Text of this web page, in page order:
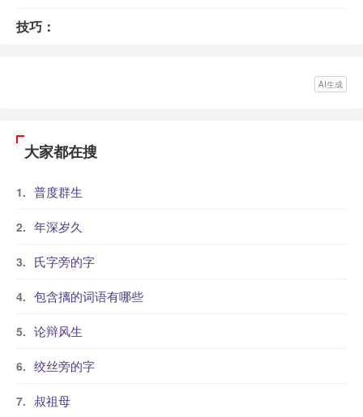
技巧：
AI生成
大家都在搜
普度群生
年深岁久
氏字旁的字
包含摛的词语有哪些
论辩风生
绞丝旁的字
叔祖母